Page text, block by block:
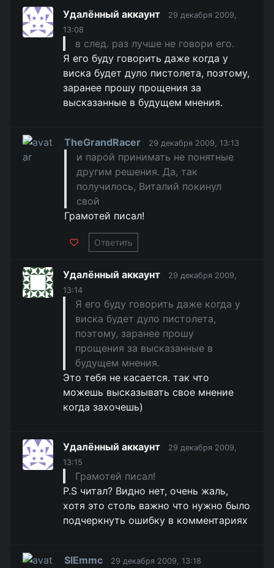
Удалённый аккаунт
29 декабря 2009,
13:08
в след. раз лучше не говори его.
Я его буду говорить даже когда у
виска будет дуло пистолета, поэтому,
заранее прошу прощения за
высказанные в будущем мнения.
TheGrandRacer 29 декабря 2009, 13:13
и парой принимать не понятные
другим решения. Да, так
получилось, Виталий покинул
свой
Грамотей писал!
Ответить
Удалённый аккаунт
29 декабря 2009,
13:14
Я его буду говорить даже когда у
виска будет дуло пистолета,
поэтому, заранее прошу
прощения за высказанные в
будущем мнения.
Это тебя не касается. так что
можешь высказывать свое мнение
когда захочешь)
Удалённый аккаунт
29 декабря 2009,
13:15
Грамотей писал!
P.S читал? Видно нет, очень жаль,
хотя это столь важно что нужно было
подчеркнуть ошибку в комментариях
SlEmmc 29 декабря 2009, 13:18